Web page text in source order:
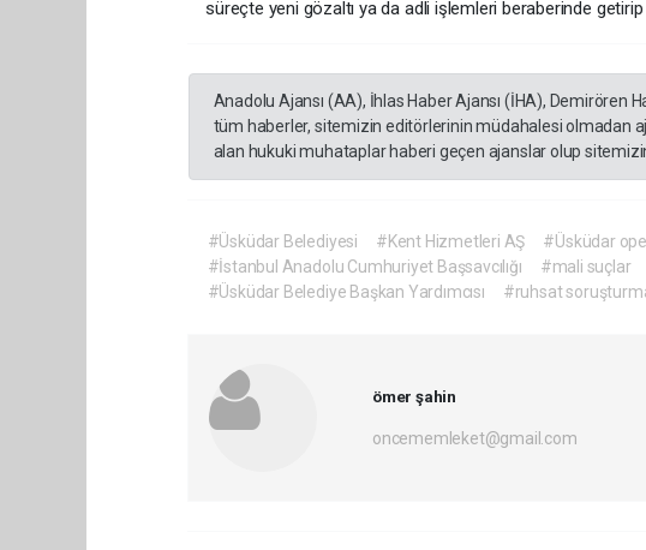
süreçte yeni gözaltı ya da adli işlemleri beraberinde
Anadolu Ajansı (AA), İhlas Haber Ajansı (İHA), Demirören
tüm haberler, sitemizin editörlerinin müdahalesi olmadan
alan hukuki muhataplar haberi geçen ajanslar olup
#Üsküdar Belediyesi #Kent Hizmetleri AŞ #Üsküdar
#İstanbul Anadolu Cumhuriyet Başsavcılığı
#mali suçlar
#Üsküdar Belediye Başkan Yardımcısı
#ruhsat
ömer şahin
oncememleket@gmail.com